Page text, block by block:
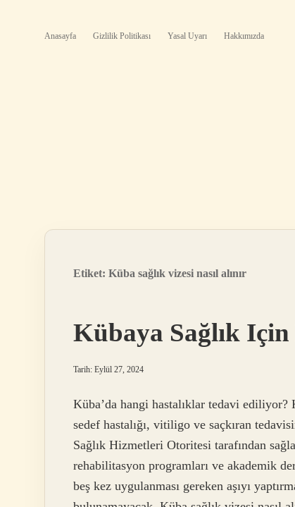
Anasayfa Gizlilik Politikası Yasal Uyarı Hakkımızda
Etiket: Küba sağlık vizesi nasıl alınır
Kübaya Sağlık
Tarih: Eylül 27, 2024
Küba’da hangi hastalıklar tedavi
sedef hastalığı, vitiligo ve saçkıran
Sağlık Hizmetleri Otoritesi tarafından
rehabilitasyon programları ve akademik
beş kez uygulanması gereken aşıyı